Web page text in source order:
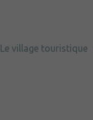
Le village touristique